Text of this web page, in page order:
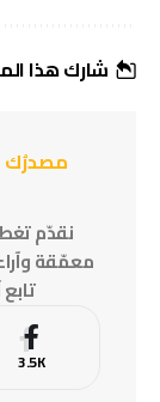
شارك هذا
مصدرُك
نقدّم
معمّقة
3.5K